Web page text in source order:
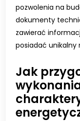
pozwolenia na
dokumenty
zawierać
posiadać
Jak